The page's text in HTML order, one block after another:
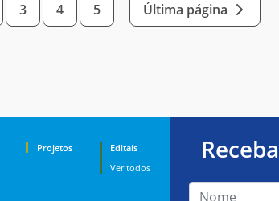
3 4 5 Última página
Projetos
Editais
Ver todos